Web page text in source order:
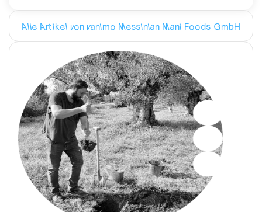
Alle Artikel von vanimo Messinian Mani Foods GmbH